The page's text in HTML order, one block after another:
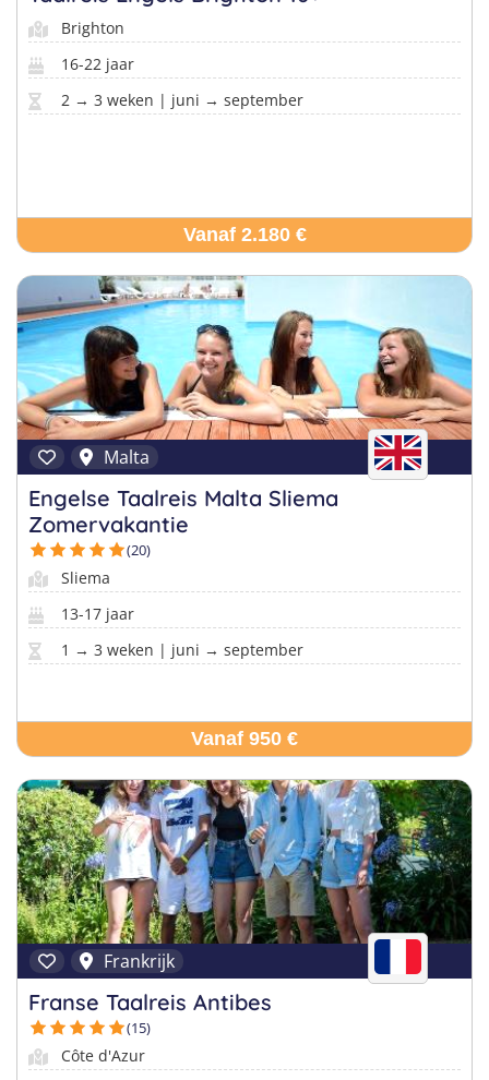
Brighton
16-22 jaar
2 → 3 weken | juni → september
Vanaf 2.180 €
Malta
Engelse Taalreis Malta Sliema
Zomervakantie
(20)
Sliema
13-17 jaar
1 → 3 weken | juni → september
Vanaf 950 €
Frankrijk
Franse Taalreis Antibes
(15)
Côte d'Azur